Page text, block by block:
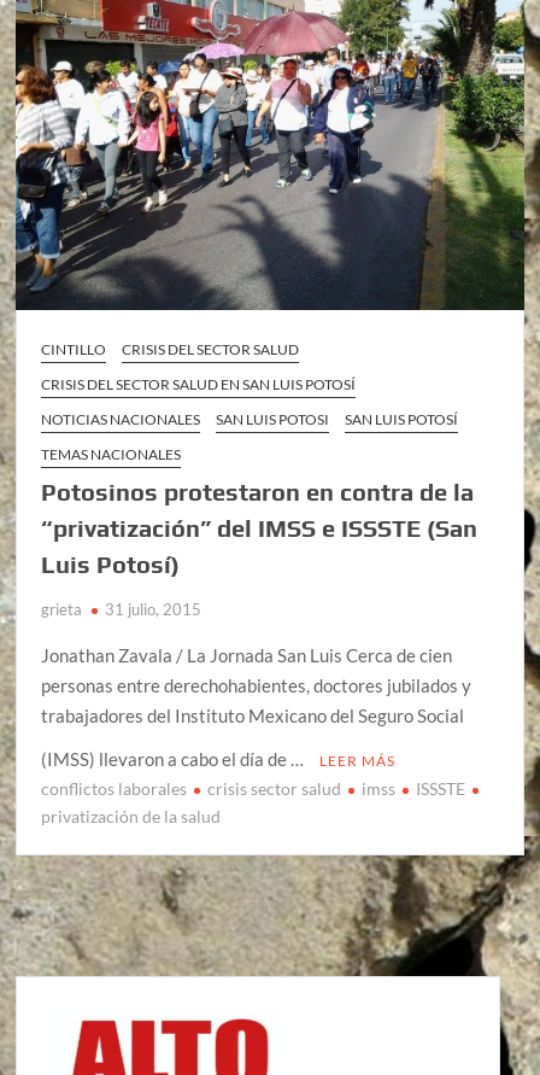
CINTILLO
CRISIS DEL SECTOR SALUD
CRISIS DEL SECTOR SALUD EN SAN LUIS POTOSÍ
NOTICIAS NACIONALES
SAN LUIS POTOSI
SAN LUIS POTOSÍ
TEMAS NACIONALES
Potosinos protestaron en contra de la
“privatización” del IMSS e ISSSTE (San
Luis Potosí)
grieta 31 julio, 2015
Jonathan Zavala / La Jornada San Luis Cerca de cien
personas entre derechohabientes, doctores jubilados y
trabajadores del Instituto Mexicano del Seguro Social
(IMSS) llevaron a cabo el día de …
LEER MÁS
conflictos laborales crisis sector salud imss
ISSSTE
privatización de la salud